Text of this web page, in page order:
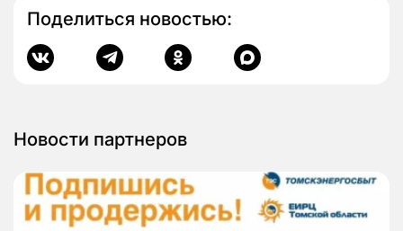
Поделиться новостью:
Новости партнеров